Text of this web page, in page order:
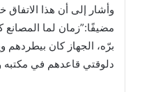
وأشار إلى أن هذا الاتفاق
مضيفًا:”زمان لما
دلوقتي قاعدهم في